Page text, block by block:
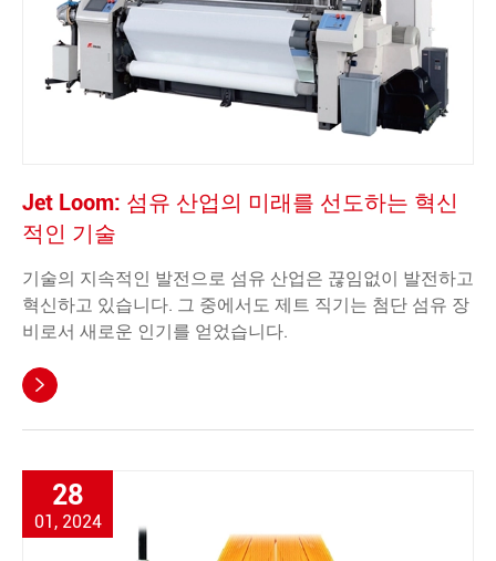
Jet Loom: 섬유 산업의 미래를 선도하는 혁신
적인 기술
기술의 지속적인 발전으로 섬유 산업은 끊임없이 발전하고
혁신하고 있습니다. 그 중에서도 제트 직기는 첨단 섬유 장
비로서 새로운 인기를 얻었습니다.

28
01, 2024